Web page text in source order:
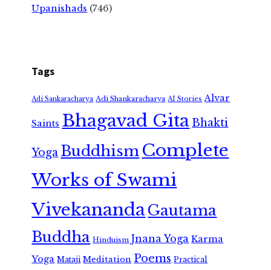
Upanishads (746)
Tags
Adi Sankaracharya Adi Shankaracharya AI Stories Alvar
Saints Bhagavad GitaBhakti
Yoga Buddhism Complete
Works of Swami
VivekanandaGautama
Buddha Hinduism Jnana Yoga Karma
Yoga Mataji Meditation Poems Practical